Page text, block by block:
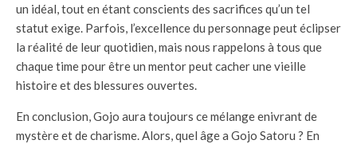
un idéal, tout en étant conscients des sacrifices qu’un tel
statut exige. Parfois, l’excellence du personnage peut éclipser
la réalité de leur quotidien, mais nous rappelons à tous que
chaque time pour être un mentor peut cacher une vieille
histoire et des blessures ouvertes.
En conclusion, Gojo aura toujours ce mélange enivrant de
mystère et de charisme. Alors, quel âge a Gojo Satoru ? En